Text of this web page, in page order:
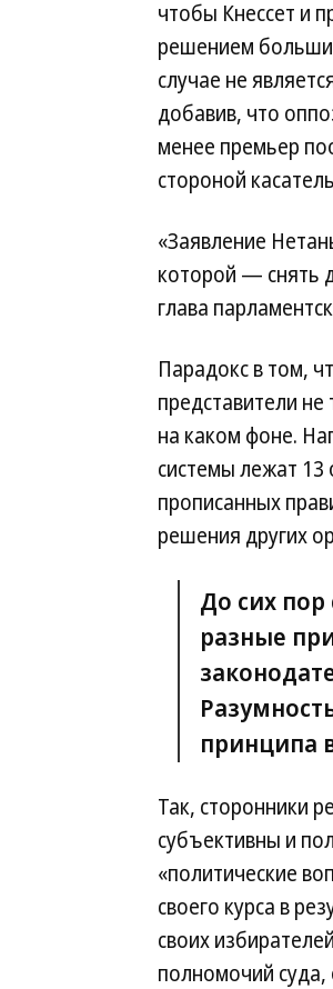
чтобы Кнессет и
решением
случае не
добавив, что
менее премьер
стороной
«Заявление
которой — снять
глава
Парадокс в том,
представители
на каком фоне.
системы лежат 13
прописанных
решения других
До сих
разные
принципа
Так, сторонники
субъективны и
«политические
своего курса в
своих
полномочий суда,